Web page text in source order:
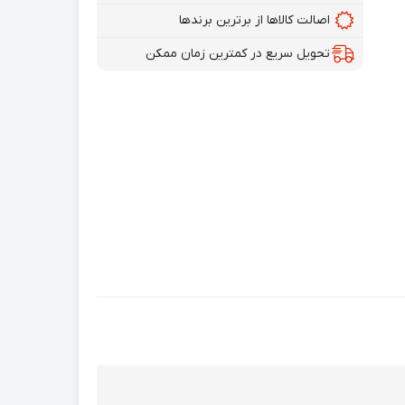
اصالت کالاها از برترین برندها
تحویل سریع در کمترین زمان ممکن